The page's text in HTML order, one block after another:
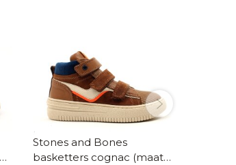
Stones and Bones
basketters cognac (maat